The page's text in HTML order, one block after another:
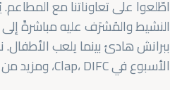
النشيط والمُشرَف عليه مباشرةً
ببرانش هادئ بينما يلعب
الأسبوع في
Clap،DIFC ، ومزيد
& Social Media Cookies
(Meta Pixel and Google Ads)